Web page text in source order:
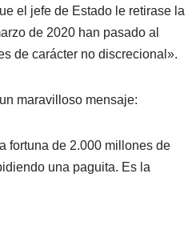
el jefe de Estado le retirase la
de 2020 han pasado al
de carácter no discrecional».
maravilloso mensaje:
fortuna de 2.000 millones de
una paguita. Es la